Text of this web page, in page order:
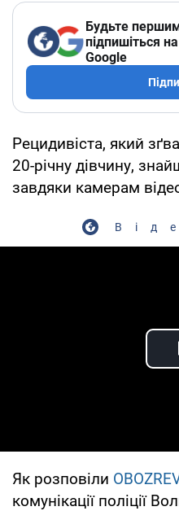
Будьте
підпишіться
Google
Рецидивіста, який
20-річну дівчину,
завдяки камерам
Як розповіли
комунікації поліції